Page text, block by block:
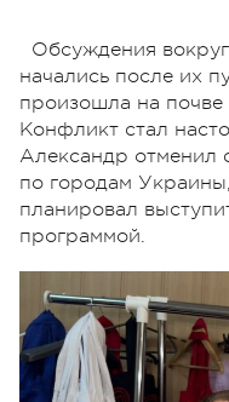
Обсуждения
начались после их
произошла на почве
Конфликт стал
Александр отменил
по городам
планировал
программой.